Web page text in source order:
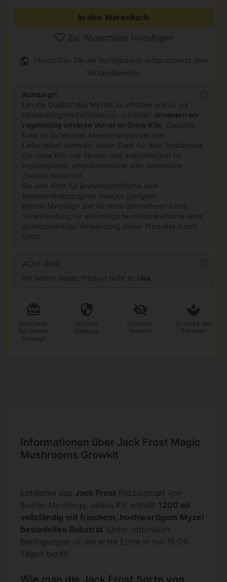
In den Warenkorb
Zur Wunschliste hinzufügen
Überprüfen Sie die Verfügbarkeit entsprechend dem
Versandbereich.
Achtung!!
Um die Qualität des Myzels zu erhalten und es vor
klimabedingten Einflüssen zu schützen, erneuern wir
regelmäßig unseren Vorrat an Grow Kits . Dadurch
kann es zu leichten Abweichungen bei den
Lieferzeiten kommen. Vielen Dank für dein Verständnis.
Die Grow Kits und Sporen sind ausschließlich für
mykologische, ethnobotanische oder dekorative
Zwecke bestimmt.
Sie sind nicht für landwirtschaftliche oder
lebensmittelbezogene Zwecke geeignet.
Iberian Mycology und Alchimia übernehmen keine
Verantwortung für eine mögliche missbräuchliche oder
gesetzeswidrige Verwendung dieser Produkte durch
Dritte.
ACHTUNG!
Wir liefern dieses Produkt nicht an Usa
Geschenk
Bei Jedem
Einkauf
Sichere
Zahlung
Diskreter
Versand
Schütze den
Planeten
Informationen über Jack Frost Magic
Mushrooms Growkit
Entdecke das Jack Frost Pilzzuchtset von
Iberian Mycology. Jedes Kit enthält 1200 ml
vollständig mit frischem, hochwertigem Myzel
besiedeltes Substrat. Unter optimalen
Bedingungen ist die erste Ernte in nur 15-20
Tagen bereit.
Wie man die Jack Frost Sorte von